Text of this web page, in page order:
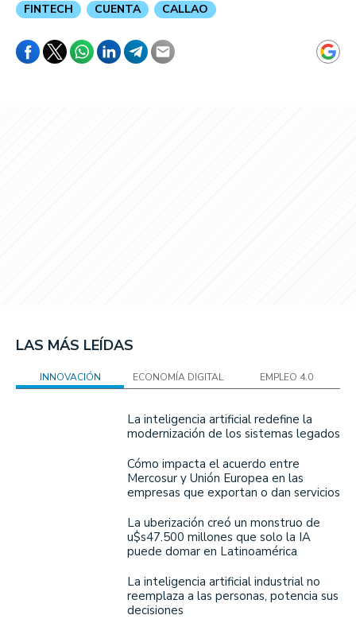
FINTECH CUENTA CALLAO
LAS MÁS LEÍDAS
INNOVACIÓN ECONOMÍA DIGITAL EMPLEO 4.0
La inteligencia artificial redefine la
modernización de los sistemas legados
Cómo impacta el acuerdo entre
Mercosur y Unión Europea en las
empresas que exportan o dan servicios
La uberización creó un monstruo de
u$s47.500 millones que solo la IA
puede domar en Latinoamérica
La inteligencia artificial industrial no
reemplaza a las personas, potencia sus
decisiones